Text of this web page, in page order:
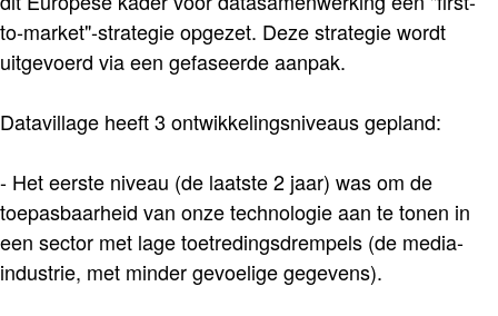
to-market"-strategie opgezet. Deze strategie wordt
uitgevoerd via een gefaseerde aanpak.
Datavillage heeft 3 ontwikkelingsniveaus gepland:
- Het eerste niveau (de laatste 2 jaar) was om de
toepasbaarheid van onze technologie aan te tonen in
een sector met lage toetredingsdrempels (de media-
industrie, met minder gevoelige gegevens).